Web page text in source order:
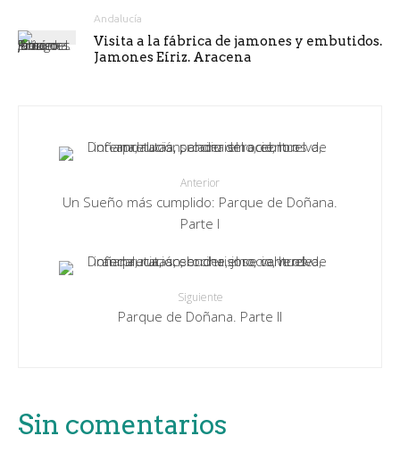
Andalucía
Visita a la fábrica de jamones y embutidos.
Jamones Eíriz. Aracena
Anterior
Un Sueño más cumplido: Parque de Doñana.
Parte I
Siguiente
Parque de Doñana. Parte II
Sin comentarios